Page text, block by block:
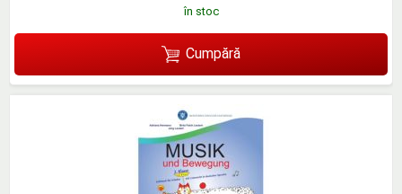
în stoc
Cumpără